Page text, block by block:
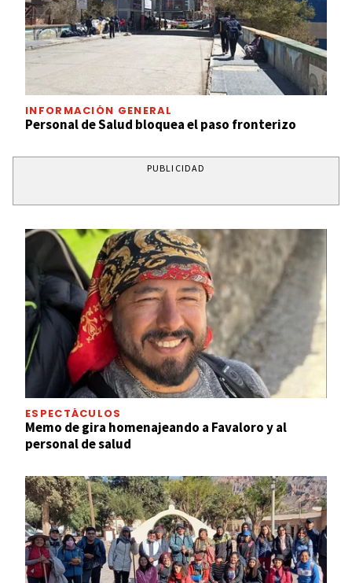
INFORMACIÓN GENERAL
Personal de Salud bloquea el paso fronterizo
PUBLICIDAD
ESPECTÁCULOS
Memo de gira homenajeando a Favaloro y al
personal de salud